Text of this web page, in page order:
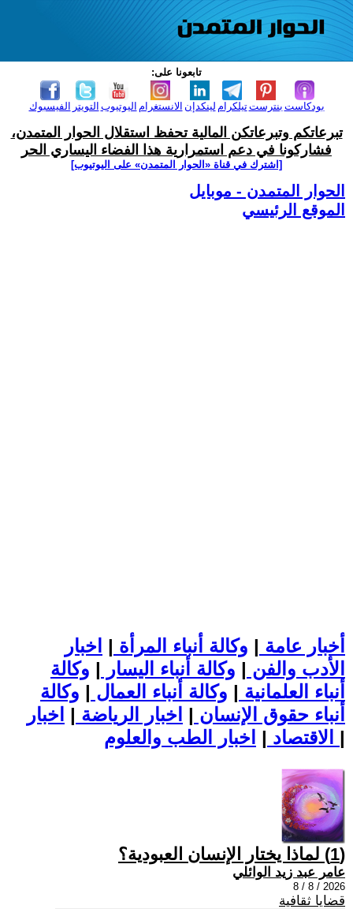
تابعونا على:
الفيسبوك التويتر اليوتيوب الانستغرام لينكدإن تيلكرامبنترست بودكاست
تبرعاتكم وتبرعاتكن المالية تحفظ استقلال الحوار المتمدن،
فشاركونا في دعم استمرارية هذا الفضاء اليساري الحر
[اشترك في قناة ‫«الحوار المتمدن» على اليوتيوب]
الحوار المتمدن - موبايل
الموقع الرئيسي
أخبار عامة | وكالة أنباء المرأة | اخبار
الأدب والفن | وكالة أنباء اليسار | وكالة
أنباء العلمانية | وكالة أنباء العمال | وكالة
أنباء حقوق الإنسان | اخبار الرياضة | اخبار
الاقتصاد | |
(1) لماذا يختار الإنسان العبودية؟
عامر عبد زيد الوائلي
2026 / 8 / 8
قضايا ثقافية